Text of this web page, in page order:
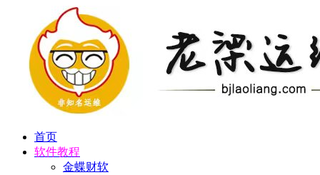
首页
软件教程
金蝶财软